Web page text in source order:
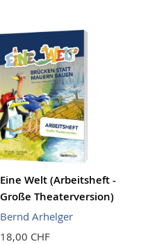
Eine Welt (Arbeitsheft -
Große Theaterversion)
Bernd Arhelger
18,00 CHF